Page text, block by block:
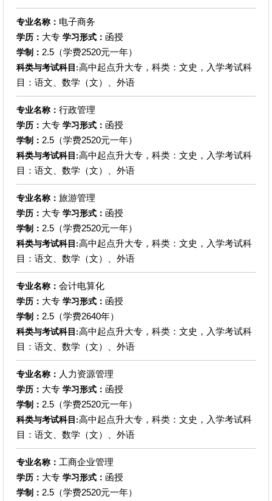
专业名称： 电子商务
学历： 大专 学习形式： 函授
学制： 2.5（学费2520元一年）
科类与考试科目:高中起点升大专，科类：文史，入学考试科
目：语文、数学（文）、外语
专业名称： 行政管理
学历： 大专 学习形式： 函授
学制： 2.5（学费2520元一年）
科类与考试科目:高中起点升大专，科类：文史，入学考试科
目：语文、数学（文）、外语
专业名称： 旅游管理
学历： 大专 学习形式： 函授
学制： 2.5（学费2520元一年）
科类与考试科目:高中起点升大专，科类：文史，入学考试科
目：语文、数学（文）、外语
专业名称： 会计电算化
学历： 大专 学习形式： 函授
学制： 2.5（学费2640年）
科类与考试科目:高中起点升大专，科类：文史，入学考试科
目：语文、数学（文）、外语
专业名称： 人力资源管理
学历： 大专 学习形式： 函授
学制： 2.5（学费2520元一年）
科类与考试科目:高中起点升大专，科类：文史，入学考试科
目：语文、数学（文）、外语
专业名称： 工商企业管理
学历： 大专 学习形式： 函授
学制： 2.5（学费2520元一年）